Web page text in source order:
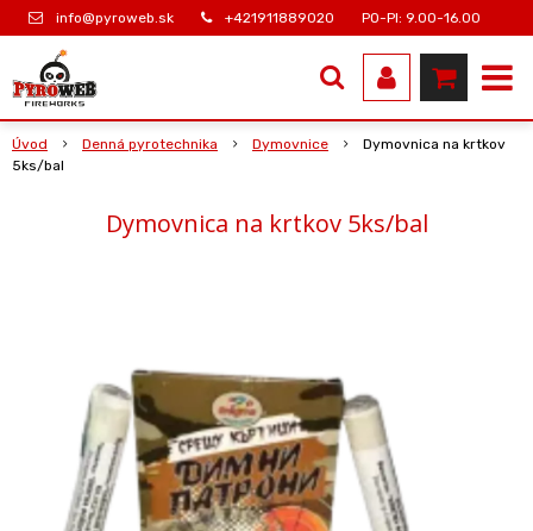
info@pyroweb.sk +421911889020 PO-PI: 9.00-16.00
Úvod Denná pyrotechnika Dymovnice
Dymovnica na krtkov
5ks/bal
Dymovnica na krtkov 5ks/bal